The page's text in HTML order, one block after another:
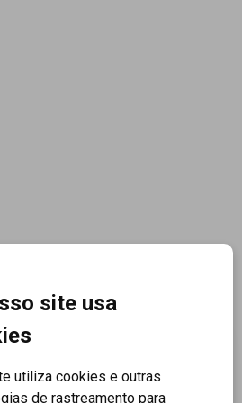
site usa
utiliza cookies e outras
de rastreamento para